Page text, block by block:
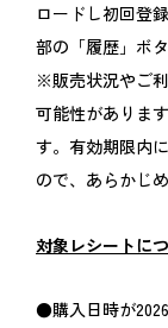
ロードし初回登
部の「履歴」ボ
※販売状況やご
可能性がありま
す。有効期限内
ので、あらかじ
対象レシートに
●購入日時が